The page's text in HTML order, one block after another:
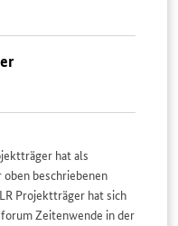
hat als
beschriebenen
Projektträger hat sich
Zeitenwende in der